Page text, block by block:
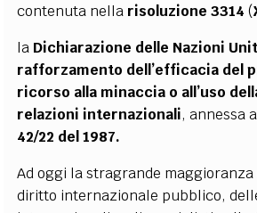
contenuta nella risoluzione 3314(
la Dichiarazione delle Nazioni
rafforzamento dell’efficacia del
ricorso alla minaccia o all’uso
relazioni internazionali, annessa
42/22 del 1987.
Ad oggi la stragrande
diritto internazionale pubblico,